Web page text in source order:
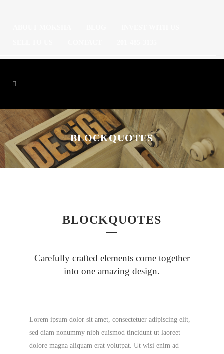
BLOCKQUOTES
BLOCKQUOTES
Carefully crafted elements come together
into one amazing design.
Lorem ipsum dolor sit amet, consectetuer adipiscing elit,
sed diam nonummy nibh euismod tincidunt ut laoreet
dolore magna aliquam erat volutpat. Ut wisi enim ad